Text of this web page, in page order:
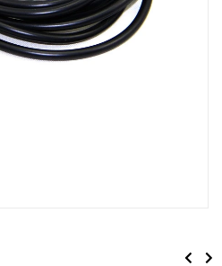
Previous
Next